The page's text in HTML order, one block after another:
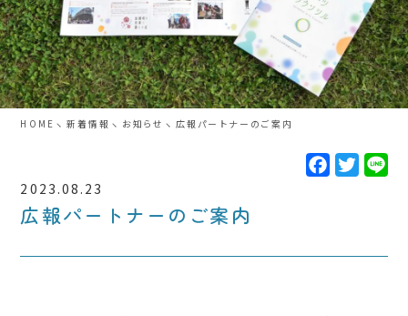
HOME 新着情報 お知らせ 広報パートナーのご案内
F
a
k
T
w
L
i
2023.08.23
広報パートナーのご案内